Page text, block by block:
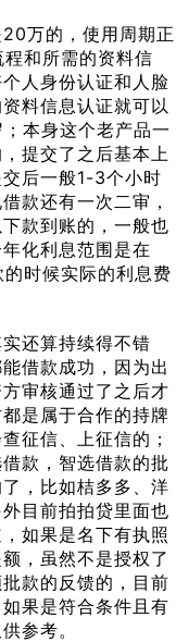
万的，使用周期正
和所需的资料信
人身份认证和人脸
料信息认证就可以
本身这个老产品一
提交了之后基本上
后一般1-3个小时
款还有一次二审，
款到账的，一般也
化利息范围是在
时候实际的利息费
还算持续得不错
借款成功，因为出
审核通过了之后才
是属于合作的持牌
征信、上征信的；
款，智选借款的批
，比如桔多多、洋
目前拍拍贷里面也
如果是名下有执照
，虽然不是授权了
款的反馈的，目前
果是符合条件且有
参考。